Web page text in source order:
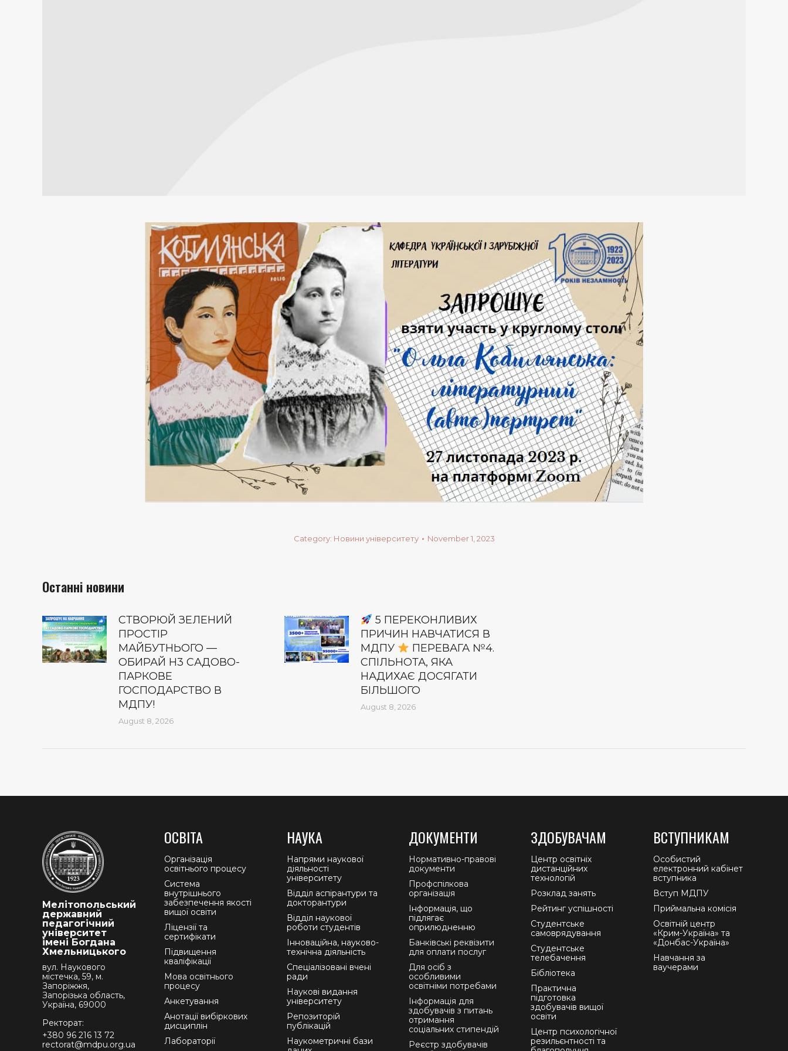
Category: Новини університету November 1, 2023
Останні новини
СТВОРЮЙ ЗЕЛЕНИЙ
ПРОСТІР
МАЙБУТНЬОГО —
ОБИРАЙ Н3 САДОВО-
ПАРКОВЕ
ГОСПОДАРСТВО В
МДПУ!
August 8, 2026
5 ПЕРЕКОНЛИВИХ
ПРИЧИН НАВЧАТИСЯ В
МДПУ
ПЕРЕВАГА №4.
СПІЛЬНОТА, ЯКА
НАДИХАЄ ДОСЯГАТИ
БІЛЬШОГО
August 8, 2026
Мелітопольський
державний
педагогічний
університет
імені Богдана
Хмельницького
вул. Наукового
містечка, 59, м.
Запоріжжя,
Запорізька область,
Україна, 69000
Ректорат:
+380 96 216 13 72
rectorat@mdpu.org.ua
ОСВІТА
Організація
освітнього процесу
Система
внутрішнього
забезпечення якості
вищої освіти
Ліцензії та
сертифікати
Підвищення
кваліфікації
Мова освітнього
процесу
Анкетування
Анотації вибіркових
дисциплін
Лабораторії
НАУКА
Напрями наукової
діяльності
університету
Відділ аспірантури та
докторантури
Відділ наукової
роботи студентів
Інноваційна, науково-
технічна діяльність
Спеціалізовані вчені
ради
Наукові видання
університету
Репозиторій
публікацій
Наукометричні бази
ДОКУМЕНТИ
Нормативно-правові
документи
Профспілкова
організація
Інформація, що
підлягає
оприлюдненню
Банківські реквізити
для оплати послуг
Для осіб з
особливими
освітніми потребами
Інформація для
здобувачів з питань
отримання
соціальних стипендій
Реєстр здобувачів
ЗДОБУВАЧАМ
Центр освітніх
дистанційних
технологій
Розклад занять
Рейтинг успішності
Студентське
самоврядування
Студентське
телебачення
Бібліотека
Практична
підготовка
здобувачів вищої
освіти
Центр психологічної
резильєнтності та
ВСТУПНИКАМ
Особистий
електронний кабінет
вступника
Вступ МДПУ
Приймальна комісія
Освітній центр
«Крим-Україна» та
«Донбас-Україна»
Навчання за
ваучерами